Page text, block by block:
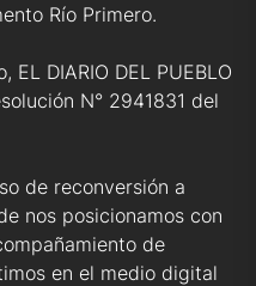
Río Primero.
DIARIO DEL PUEBLO
N° 2941831 del
de reconversión a
nos posicionamos con
de
en el medio digital